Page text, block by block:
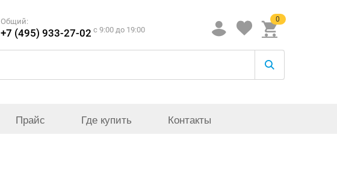
Общий:
+7 (495) 933-27-02 c 9:00 до 19:00
0
Прайс Где купить Контакты